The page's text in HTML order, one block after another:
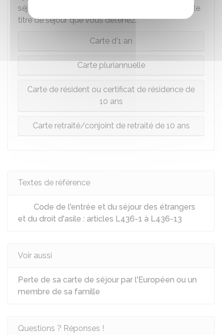
séjour pour le même motif. Son coût varie selon le
titre de séjour que vous détenez.
Carte d'1 an
Carte pluriannuelle
Carte de résident ou certificat de résidence de
10 ans
Carte retraité/conjoint de retraité de 10 ans
Textes de référence
Code de l'entrée et du séjour des étrangers
et du droit d'asile : articles L436-1 à L436-13
Voir aussi
Perte de sa carte de séjour par l'Européen ou un
membre de sa famille
Questions ? Réponses !